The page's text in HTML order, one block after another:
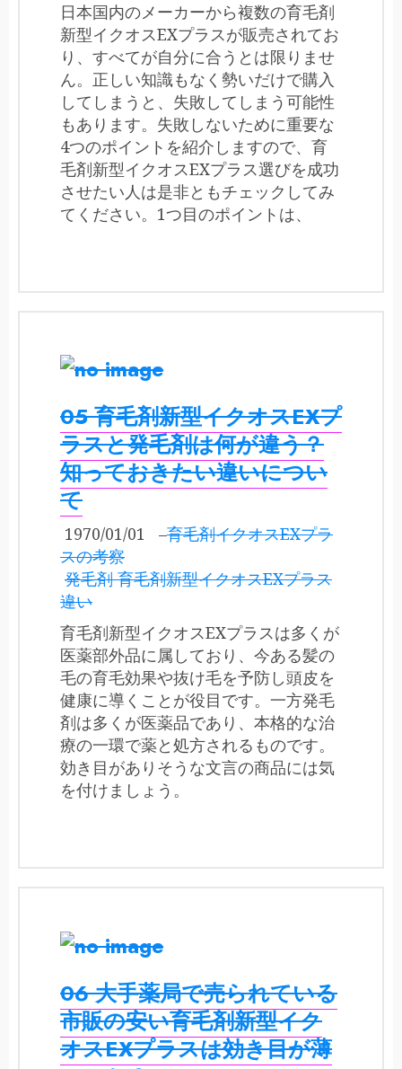
日本国内のメーカーから複数の育毛剤
新型イクオスEXプラスが販売されてお
り、すべてが自分に合うとは限りませ
ん。正しい知識もなく勢いだけで購入
してしまうと、失敗してしまう可能性
もあります。失敗しないために重要な
4つのポイントを紹介しますので、育
毛剤新型イクオスEXプラス選びを成功
させたい人は是非ともチェックしてみ
てください。1つ目のポイントは、
05 育毛剤新型イクオスEXプ
ラスと発毛剤は何が違う？
知っておきたい違いについ
て
1970/01/01 –育毛剤イクオスEXプラ
スの考察
発毛剤 育毛剤新型イクオスEXプラス
違い
育毛剤新型イクオスEXプラスは多くが
医薬部外品に属しており、今ある髪の
毛の育毛効果や抜け毛を予防し頭皮を
健康に導くことが役目です。一方発毛
剤は多くが医薬品であり、本格的な治
療の一環で薬と処方されるものです。
効き目がありそうな文言の商品には気
を付けましょう。
06 大手薬局で売られている
市販の安い育毛剤新型イク
オスEXプラスは効き目が薄